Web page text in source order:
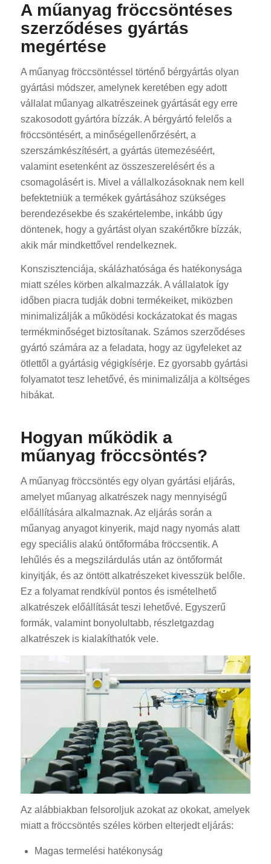
A műanyag fröccsöntéses
szerződéses gyártás
megértése
A műanyag fröccsöntéssel történő bérgyártás olyan
gyártási módszer, amelynek keretében egy adott
vállalat műanyag alkatrészeinek gyártását egy erre
szakosodott gyártóra bízzák. A bérgyártó felelős a
fröccsöntésért, a minőségellenőrzésért, a
szerszámkészítésért, a gyártás ütemezéséért,
valamint esetenként az összeszerelésért és a
csomagolásért is. Mivel a vállalkozásoknak nem kell
befektetniük a termékek gyártásához szükséges
berendezésekbe és szakértelembe, inkább úgy
döntenek, hogy a gyártást olyan szakértőkre bízzák,
akik már mindkettővel rendelkeznek.
Konszisztenciája, skálázhatósága és hatékonysága
miatt széles körben alkalmazzák. A vállalatok így
időben piacra tudják dobni termékeiket, miközben
minimalizálják a működési kockázatokat és magas
termékminőséget biztosítanak. Számos szerződéses
gyártó számára az a feladata, hogy az ügyfeleket az
ötlettől a gyártásig végigkísérje. Ez gyorsabb gyártási
folyamatot tesz lehetővé, és minimalizálja a költséges
hibákat.
Hogyan működik a
műanyag fröccsöntés?
A műanyag fröccsöntés egy olyan gyártási eljárás,
amelyet műanyag alkatrészek nagy mennyiségű
előállítására alkalmaznak. Az eljárás során a
műanyag anyagot kinyerik, majd nagy nyomás alatt
egy speciális alakú öntőformába fröccsentik. A
lehűlés és a megszilárdulás után az öntőformát
kinyitják, és az öntött alkatrészeket kivesszük belőle.
Ez a folyamat rendkívül pontos és ismételhető
alkatrészek előállítását teszi lehetővé. Egyszerű
formák, valamint bonyolultabb, részletgazdag
alkatrészek is kialakíthatók vele.
Az alábbiakban felsoroljuk azokat az okokat, amelyek
miatt a fröccsöntés széles körben elterjedt eljárás:
Magas termelési hatékonyság